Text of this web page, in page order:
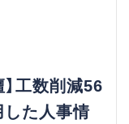
工数削減56
した人事情